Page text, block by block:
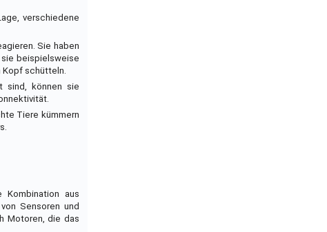
verschiedene
Sie haben
beispielsweise
Kopf schütteln.
sind, können sie
Tiere kümmern
Kombination aus
Sensoren und
Motoren, die das